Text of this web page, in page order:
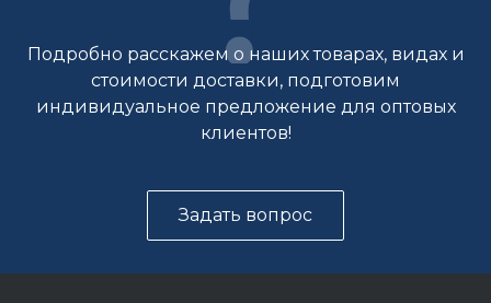
Подробно расскажем о наших товарах, видах и
стоимости доставки, подготовим
индивидуальное предложение для оптовых
клиентов!
Задать вопрос